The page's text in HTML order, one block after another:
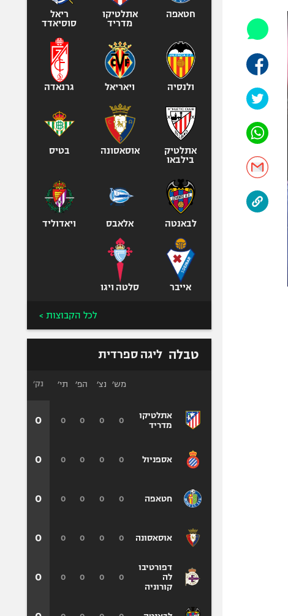
אופניים
ספורט מוטורי
כדורמים
פוטבול אמריקאי NFL
בייסבול MLB
ספורט אתגרי
ואקסטרים
אומנויות לחימה
גיימינג E-Sports
חטאפה
אתלטיקו
מדריד
ריאל
סוסיאדד
ולנסיה ויאריאל גרנאדה
אתלטיק
בילבאו
אוסאסונה בטיס
לבאנטה אלאבס ויאדוליד
אייבר סלטה ויגו
לכל הקבוצות >
טבלה ליגה ספרדית
אתלטיקו
מדריד
אספניול
חטאפה
אוסאסונה
דפורטיבו
לה
קורוניה
מש׳ נצ׳ הפ׳ תי׳
0
0
0
0
0
0
0
0
0
0
0
0
0
0
0
0
0
0
0
0
נק׳
0
0
0
0
0